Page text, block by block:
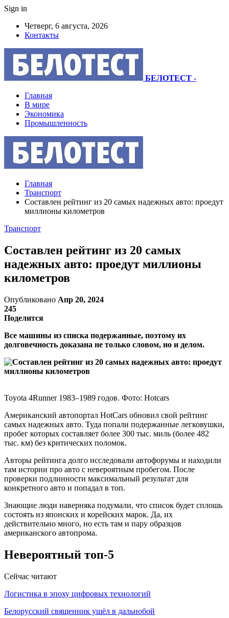
Sign in
Четверг, 6 августа, 2026
Контакты
БЕЛОТЕСТ -
Главная
В мире
Экономика
Промышленность
Главная
Транспорт
Составлен рейтинг из 20 самых надежных авто: проедут
миллионы километров
Транспорт
Составлен рейтинг из 20 самых
надежных авто: проедут миллионы
километров
Опубликовано Апр 20, 2024
245
Поделится
Все машины из списка подержанные, поэтому их
долговечность доказана не только словом, но и делом.
Toyota 4Runner 1983–1989 годов. Фото: Hotcars
Американский автопортал HotCars обновил свой рейтинг
самых надежных авто. Туда попали подержанные легковушки,
пробег которых составляет более 300 тыс. миль (более 482
тыс. км) без критических поломок.
Авторы рейтинга долго исследовали автофорумы и находили
там истории про авто с невероятным пробегом. После
проверки подлинности максимальный результат для
конкретного авто и попадал в топ.
Знающие люди наверняка подумали, что список будет сплошь
состоять из японских и корейских марок. Да, их
действительно много, но есть там и пару образцов
американского автопрома.
Невероятный топ-5
Сейчас читают
Логистика в эпоху цифровых технологий
Белорусский священник ушёл в дальнобой